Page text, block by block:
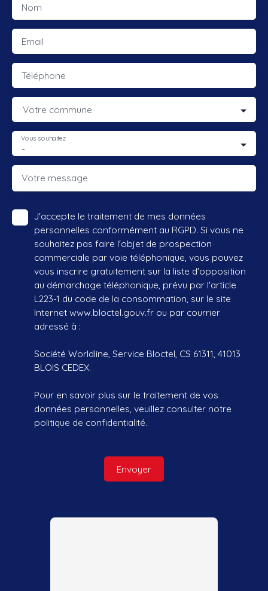
Nom
Email
Téléphone
Votre commune
-
Vous souhaitez
Votre message
J'accepte le traitement de mes données
personnelles conformément au RGPD. Si vous ne
souhaitez pas faire l'objet de prospection
commerciale par voie téléphonique, vous pouvez
vous inscrire gratuitement sur la liste d'opposition
au démarchage téléphonique, prévu par l'article
L223-1 du code de la consommation, sur le site
Internet www.bloctel.gouv.fr ou par courrier
adressé à :
Société Worldline, Service Bloctel, CS 61311, 41013
BLOIS CEDEX.
Pour en savoir plus sur le traitement de vos
données personnelles, veuillez consulter notre
politique de confidentialité.
Envoyer